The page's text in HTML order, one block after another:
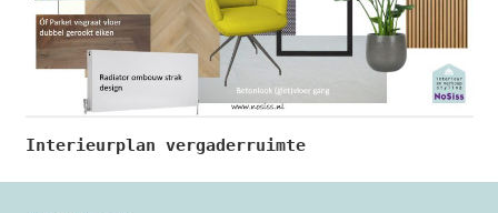
Interieurplan vergaderruimte